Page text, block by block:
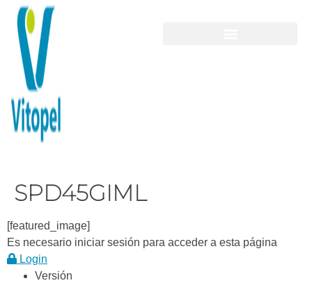
SPD45GIML
[featured_image]
Es necesario iniciar sesión para acceder a esta página
Login
Versión